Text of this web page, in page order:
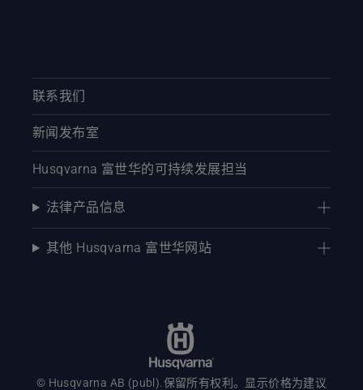
联系我们
新闻发布室
Husqvarna 富世华的可持续发展担当
法律产品信息
其他 Husqvarna 富世华网站
© Husqvarna AB (publ).保留所有权利。显示价格为建议